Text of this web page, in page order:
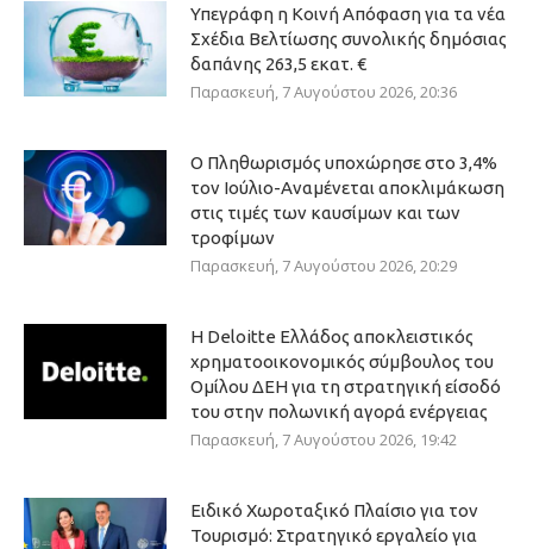
Υπεγράφη η Κοινή Απόφαση για τα νέα
Σχέδια Βελτίωσης συνολικής δημόσιας
δαπάνης 263,5 εκατ. €
Παρασκευή, 7 Αυγούστου 2026, 20:36
Ο Πληθωρισμός υποχώρησε στο 3,4%
τον Ιούλιο-Αναμένεται αποκλιμάκωση
στις τιμές των καυσίμων και των
τροφίμων
Παρασκευή, 7 Αυγούστου 2026, 20:29
Η Deloitte Ελλάδος αποκλειστικός
χρηματοοικονομικός σύμβουλος του
Ομίλου ΔΕΗ για τη στρατηγική είσοδό
του στην πολωνική αγορά ενέργειας
Παρασκευή, 7 Αυγούστου 2026, 19:42
Ειδικό Χωροταξικό Πλαίσιο για τον
Τουρισμό: Στρατηγικό εργαλείο για